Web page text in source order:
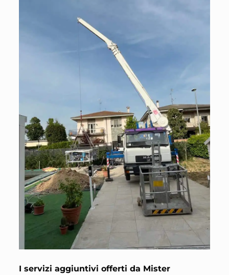
I servizi aggiuntivi offerti da Mister